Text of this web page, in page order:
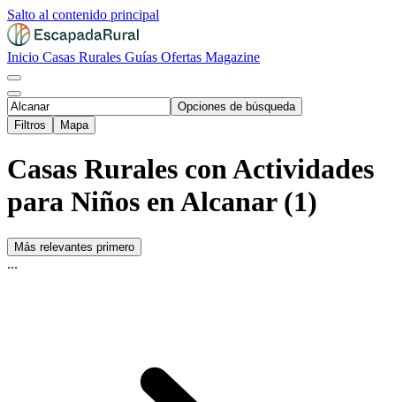
Salto al contenido principal
Inicio Casas Rurales Guías Ofertas Magazine
Opciones de búsqueda
Filtros
Mapa
Casas Rurales con Actividades
para Niños en Alcanar (1)
Más relevantes primero
...